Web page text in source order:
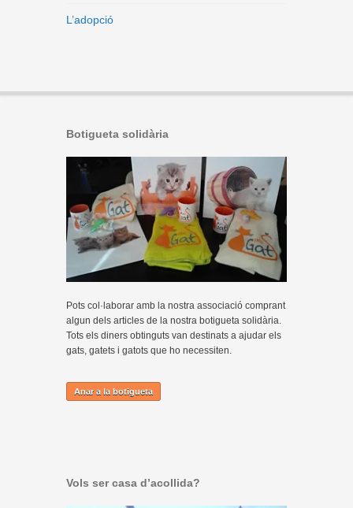
L’adopció
Botigueta solidària
Pots col·laborar amb la nostra associació comprant
algun dels articles de la nostra botigueta solidària.
Tots els diners obtinguts van destinats a ajudar els
gats, gatets i gatots que ho necessiten.
Anar a la botigueta
Vols ser casa d’acollida?